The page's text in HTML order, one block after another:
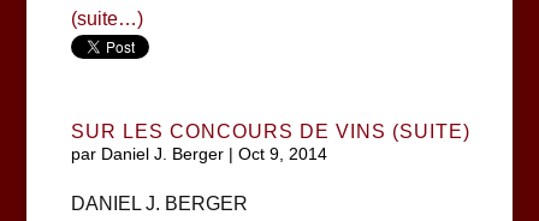
(suite…)
SUR LES CONCOURS DE VINS (SUITE)
par Daniel J. Berger| Oct 9, 2014
DANIEL J. BERGER